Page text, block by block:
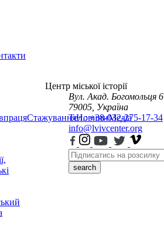
СтажуванняНовиниМедіа
Центр міської історії
Вул. Акад. Богомольця 6
79005, Україна
Тел.: +38-032-275-17-34
info@lvivcenter.org
search